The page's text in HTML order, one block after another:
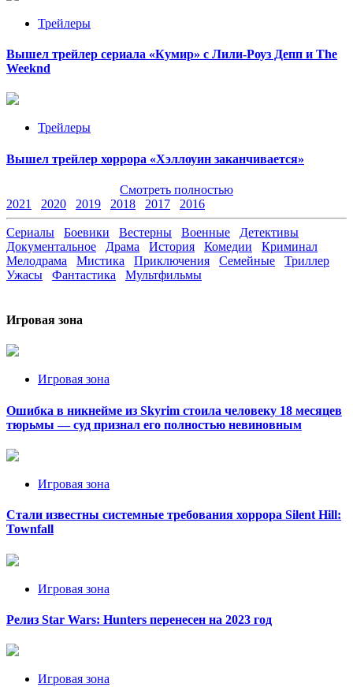
Трейлеры
Вышел трейлер сериала «Кумир» с Лили-Роуз Депп и The
Weeknd
Трейлеры
Вышел трейлер хоррора «Хэллоуин заканчивается»
Смотреть полностью
2021
2020 2019 2018 2017 2016
Сериалы Боевики Вестерны Военные
Детективы
Документальное
Драма История Комедии
Криминал
Мелодрама
Мистика Приключения Семейные
Триллер
Ужасы
Фантастика Мультфильмы
Игровая зона
Игровая зона
Ошибка в никнейме из Skyrim стоила человеку 18 месяцев
тюрьмы — суд признал его полностью невиновным
Игровая зона
Стали известны системные требования хоррора Silent Hill:
Townfall
Игровая зона
Релиз Star Wars: Hunters перенесен на 2023 год
Игровая зона